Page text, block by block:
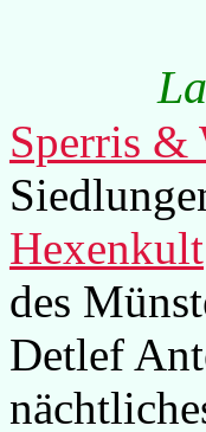
Sperris &
Hexenkult
des
Detlef